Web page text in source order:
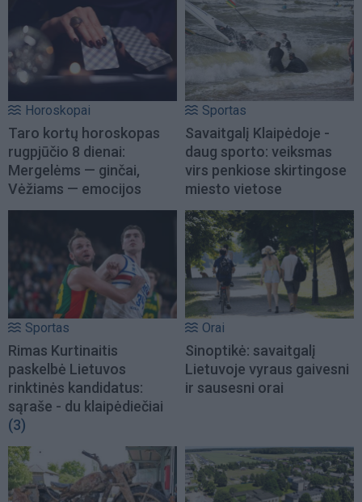
Horoskopai
Taro kortų horoskopas
rugpjūčio 8 dienai:
Mergelėms — ginčai,
Vėžiams — emocijos
Sportas
Savaitgalį Klaipėdoje -
daug sporto: veiksmas
virs penkiose skirtingose
miesto vietose
Sportas
Rimas Kurtinaitis
paskelbė Lietuvos
rinktinės kandidatus:
sąraše - du klaipėdiečiai
(3)
Orai
Sinoptikė: savaitgalį
Lietuvoje vyraus gaivesni
ir sausesni orai